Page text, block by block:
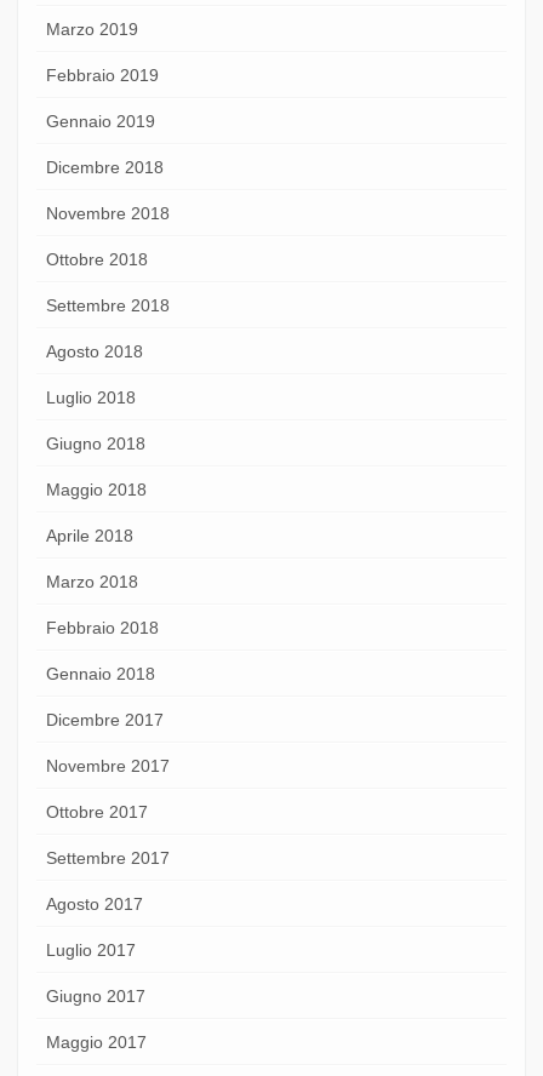
Marzo 2019
Febbraio 2019
Gennaio 2019
Dicembre 2018
Novembre 2018
Ottobre 2018
Settembre 2018
Agosto 2018
Luglio 2018
Giugno 2018
Maggio 2018
Aprile 2018
Marzo 2018
Febbraio 2018
Gennaio 2018
Dicembre 2017
Novembre 2017
Ottobre 2017
Settembre 2017
Agosto 2017
Luglio 2017
Giugno 2017
Maggio 2017